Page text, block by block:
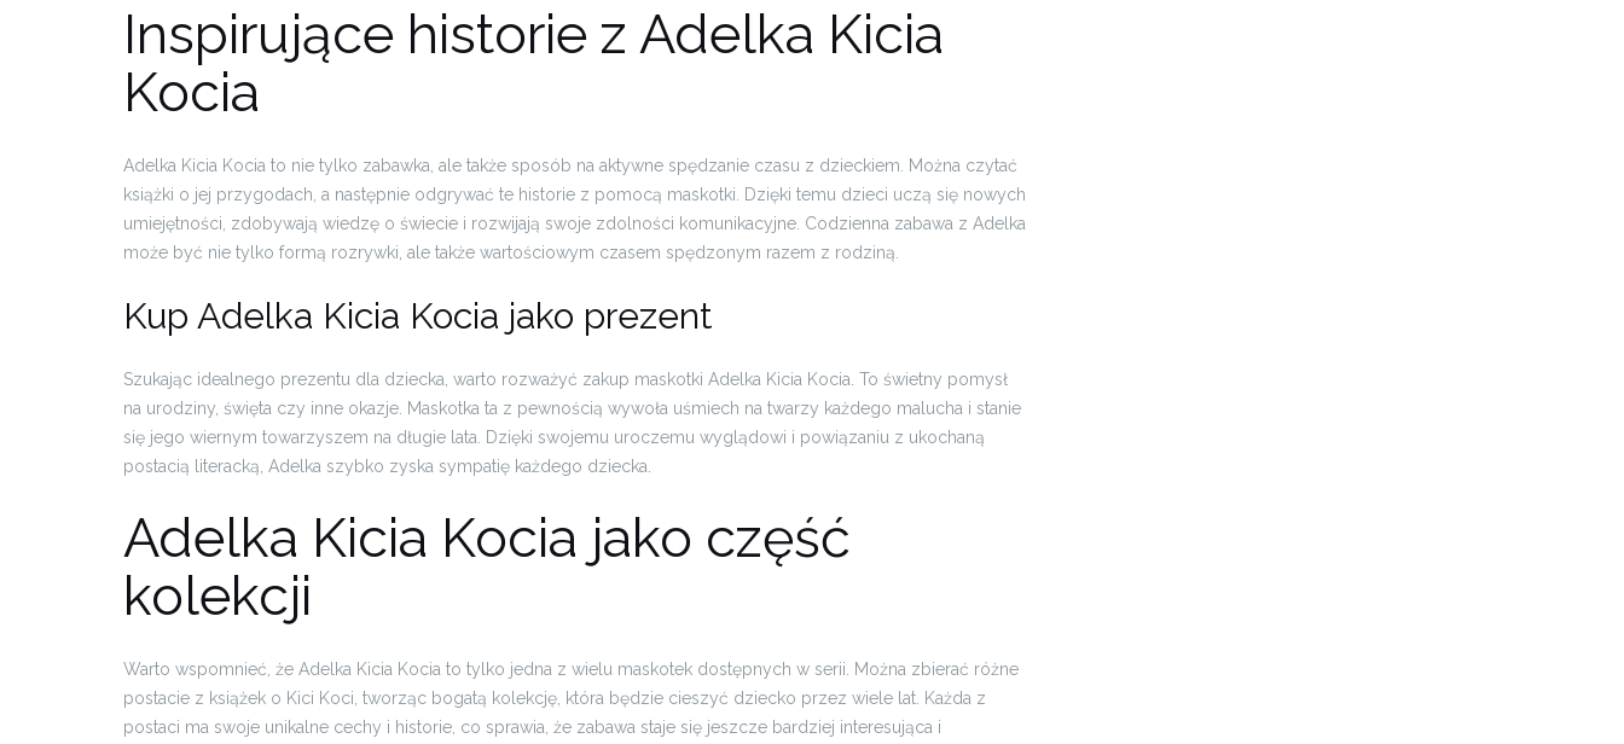
Inspirujące historie z Adelka Kicia
Kocia
Adelka Kicia Kocia to nie tylko zabawka, ale także sposób na aktywne spędzanie czasu z dzieckiem. Można czytać
książki o jej przygodach, a następnie odgrywać te historie z pomocą maskotki. Dzięki temu dzieci uczą się nowych
umiejętności, zdobywają wiedzę o świecie i rozwijają swoje zdolności komunikacyjne. Codzienna zabawa z Adelka
może być nie tylko formą rozrywki, ale także wartościowym czasem spędzonym razem z rodziną.
Kup Adelka Kicia Kocia jako prezent
Szukając idealnego prezentu dla dziecka, warto rozważyć zakup maskotki Adelka Kicia Kocia. To świetny pomysł
na urodziny, święta czy inne okazje. Maskotka ta z pewnością wywoła uśmiech na twarzy każdego malucha i stanie
się jego wiernym towarzyszem na długie lata. Dzięki swojemu uroczemu wyglądowi i powiązaniu z ukochaną
postacią literacką, Adelka szybko zyska sympatię każdego dziecka.
Adelka Kicia Kocia jako część
kolekcji
Warto wspomnieć, że Adelka Kicia Kocia to tylko jedna z wielu maskotek dostępnych w serii. Można zbierać różne
postacie z książek o Kici Koci, tworząc bogatą kolekcję, która będzie cieszyć dziecko przez wiele lat. Każda z
postaci ma swoje unikalne cechy i historie, co sprawia, że zabawa staje się jeszcze bardziej interesująca i